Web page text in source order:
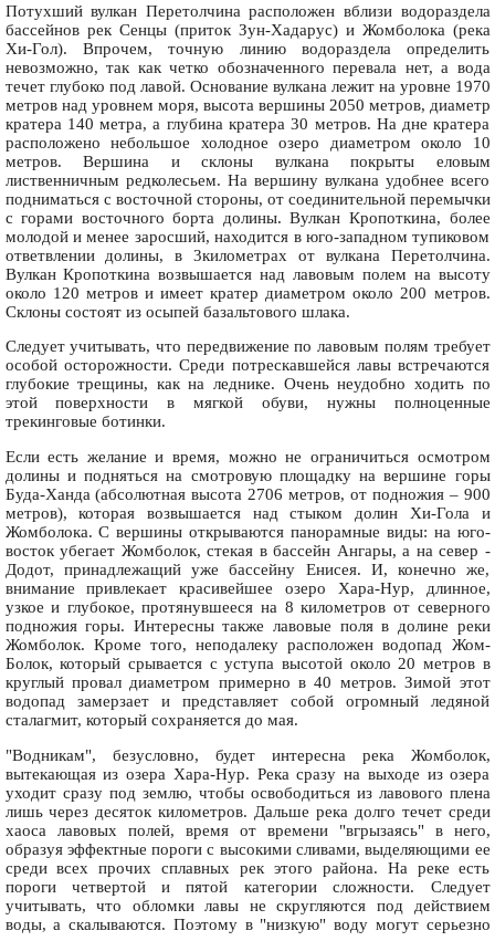
Потухший вулкан Перетолчина расположен вблизи водораздела
бассейнов рек Сенцы (приток Зун-Хадарус) и Жомболока (река
Хи-Гол). Впрочем, точную линию водораздела определить
невозможно, так как четко обозначенного перевала нет, а вода
течет глубоко под лавой. Основание вулкана лежит на уровне 1970
метров над уровнем моря, высота вершины 2050 метров, диаметр
кратера 140 метра, а глубина кратера 30 метров. На дне кратера
расположено небольшое холодное озеро диаметром около 10
метров. Вершина и склоны вулкана покрыты еловым
лиственничным редколесьем. На вершину вулкана удобнее всего
подниматься с восточной стороны, от соединительной перемычки
с горами восточного борта долины. Вулкан Кропоткина, более
молодой и менее заросший, находится в юго-западном тупиковом
ответвлении долины, в 3километрах от вулкана Перетолчина.
Вулкан Кропоткина возвышается над лавовым полем на высоту
около 120 метров и имеет кратер диаметром около 200 метров.
Склоны состоят из осыпей базальтового шлака.
Следует учитывать, что передвижение по лавовым полям требует
особой осторожности. Среди потрескавшейся лавы встречаются
глубокие трещины, как на леднике. Очень неудобно ходить по
этой поверхности в мягкой обуви, нужны полноценные
трекинговые ботинки.
Если есть желание и время, можно не ограничиться осмотром
долины и подняться на смотровую площадку на вершине горы
Буда-Ханда (абсолютная высота 2706 метров, от подножия – 900
метров), которая возвышается над стыком долин Хи-Гола и
Жомболока. С вершины открываются панорамные виды: на юго-
восток убегает Жомболок, стекая в бассейн Ангары, а на север -
Додот, принадлежащий уже бассейну Енисея. И, конечно же,
внимание привлекает красивейшее озеро Хара-Нур, длинное,
узкое и глубокое, протянувшееся на 8 километров от северного
подножия горы. Интересны также лавовые поля в долине реки
Жомболок. Кроме того, неподалеку расположен водопад Жом-
Болок, который срывается с уступа высотой около 20 метров в
круглый провал диаметром примерно в 40 метров. Зимой этот
водопад замерзает и представляет собой огромный ледяной
сталагмит, который сохраняется до мая.
"Водникам", безусловно, будет интересна река Жомболок,
вытекающая из озера Хара-Нур. Река сразу на выходе из озера
уходит сразу под землю, чтобы освободиться из лавового плена
лишь через десяток километров. Дальше река долго течет среди
хаоса лавовых полей, время от времени "вгрызаясь" в него,
образуя эффектные пороги с высокими сливами, выделяющими ее
среди всех прочих сплавных рек этого района. На реке есть
пороги четвертой и пятой категории сложности. Следует
учитывать, что обломки лавы не скругляются под действием
воды, а скалываются. Поэтому в "низкую" воду могут серьезно